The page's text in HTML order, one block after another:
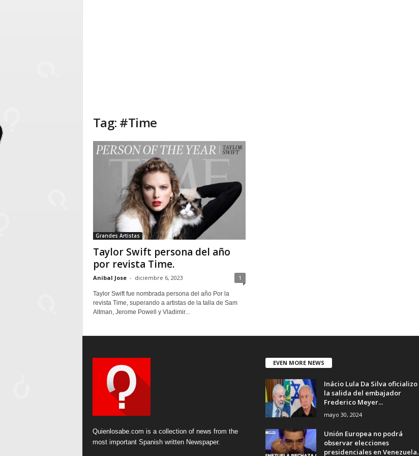
Tag: #Time
Grandes Artistas
Taylor Swift persona del año
por revista Time.
Anibal Jose - diciembre 6, 2023 1
Taylor Swift fue nombrada persona del año Por la
revista Time, superando a artistas de la talla de Sam
Altman, Jerome Powell y Vladimir...
Quienlosabe.com is a collection of news from the
most important Spanish written Newspaper.
EVEN MORE NEWS
Inácio Lula Da Silva oficializo
la salida del embajador
Frederico Meyer...
mayo 30, 2024
Unión Europea no podrá
observar elecciones
presidenciales en Venezuela.